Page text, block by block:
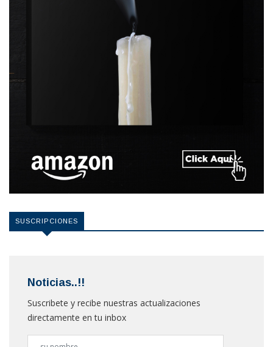
SUSCRIPCIONES
Noticias..!!
Suscribete y recibe nuestras actualizaciones
directamente en tu inbox